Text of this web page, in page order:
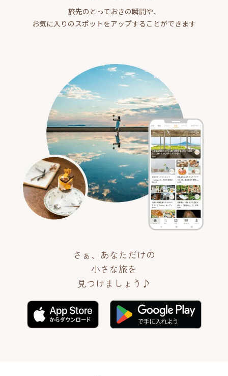
旅先のとっておきの瞬間や、
お気に入りのスポットをアップすることができます
さぁ、あなただけの
小さな旅を
見つけましょう♪